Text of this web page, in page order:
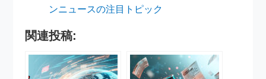
ンニュースの注目トピック
関連投稿: